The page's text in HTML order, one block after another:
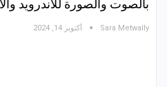
بالصوت والصورة للاندرويد
Sara Metwally أكتوبر 14, 2024